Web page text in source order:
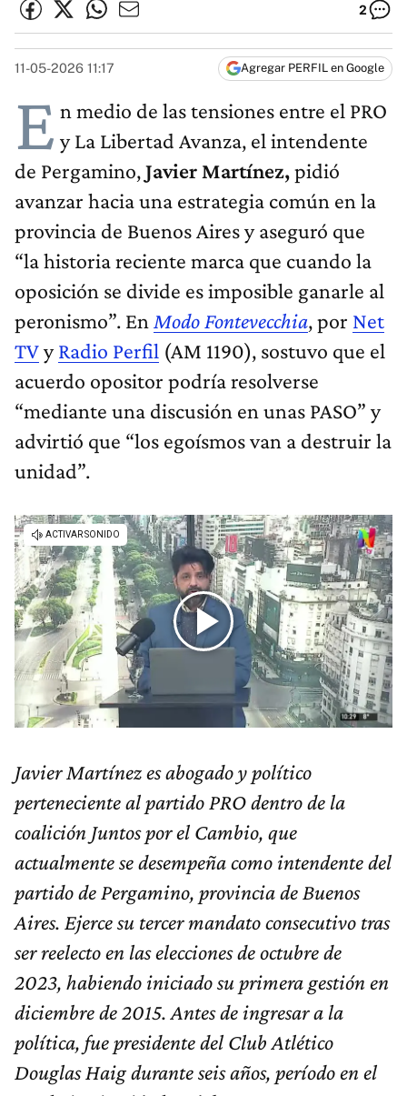
2
11-05-2026 11:17 Agregar PERFIL en Google
E n medio de las tensiones entre el PRO
y La Libertad Avanza, el intendente
de Pergamino,Javier Martínez,pidió
avanzar hacia una estrategia común en la
provincia de Buenos Aires y aseguró que
“la historia reciente marca que cuando la
oposición se divide es imposible ganarle al
peronismo”. En Modo Fontevecchia, por Net
TVyRadio Perfil (AM 1190), sostuvo que el
acuerdo opositor podría resolverse
“mediante una discusión en unas PASO” y
advirtió que “los egoísmos van a destruir la
unidad”.
Javier Martínez es abogado y político
perteneciente al partido PRO dentro de la
coalición Juntos por el Cambio, que
actualmente se desempeña como intendente del
partido de Pergamino, provincia de Buenos
Aires. Ejerce su tercer mandato consecutivo tras
ser reelecto en las elecciones de octubre de
2023, habiendo iniciado su primera gestión en
diciembre de 2015. Antes de ingresar a la
política, fue presidente del Club Atlético
Douglas Haig durante seis años, período en el